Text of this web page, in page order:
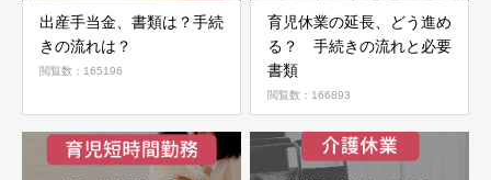
出産手当金、書類は？手続
きの流れは？
閲覧数：165196
育児休業の延長、どう進め
る？ 手続きの流れと必要
書類
閲覧数：166893